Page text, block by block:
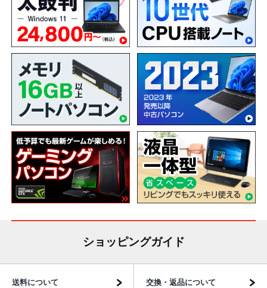
ショッピングガイド
送料について 交換・返品について